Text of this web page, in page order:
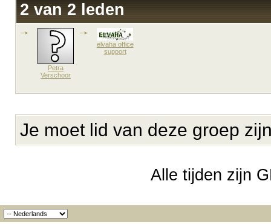
2 van 2 leden
Petra
Verschoor
elvaha office
support
Je moet lid van deze groep
Alle tijden zijn